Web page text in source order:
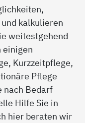
kalkulieren
weitestgehend
einigen
Kurzzeitpflege,
Pflege
nach Bedarf
Hilfe Sie in
hier beraten wir